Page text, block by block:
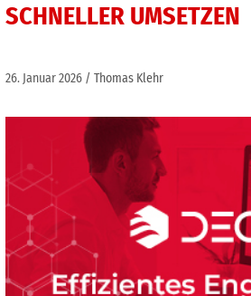
SCHNELLER UMSETZEN
26. Januar 2026 Thomas Klehr